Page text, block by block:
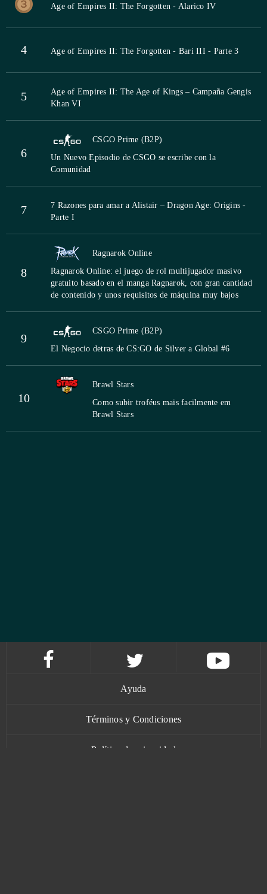
Age of Empires II: The Forgotten - Alarico IV
4 Age of Empires II: The Forgotten - Bari III - Parte 3
5
Age of Empires II: The Age of Kings – Campaña Gengis
Khan VI
6
CSGO Prime (B2P)
Un Nuevo Episodio de CSGO se escribe con la
Comunidad
7
7 Razones para amar a Alistair – Dragon Age: Origins -
Parte I
8
Ragnarok Online
Ragnarok Online: el juego de rol multijugador masivo
gratuito basado en el manga Ragnarok, con gran cantidad
de contenido y unos requisitos de máquina muy bajos
9
CSGO Prime (B2P)
El Negocio detras de CS:GO de Silver a Global #6
10
Brawl Stars
Como subir troféus mais facilmente em
Brawl Stars
Ayuda
Términos y Condiciones
Política de privacidad